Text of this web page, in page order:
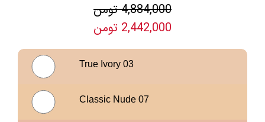
4,884,000 تومن
2,442,000 تومن
True Ivory 03
Classic Nude 07